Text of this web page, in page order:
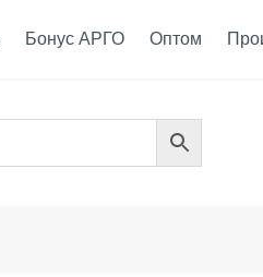
Бонус АРГО Оптом